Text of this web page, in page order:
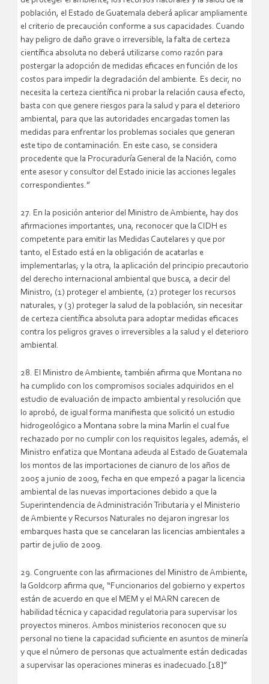
población, el Estado de Guatemala deberá aplicar ampliamente
el criterio de precaución conforme a sus capacidades. Cuando
hay peligro de daño grave o irreversible, la falta de certeza
científica absoluta no deberá utilizarse como razón para
postergar la adopción de medidas eficaces en función de los
costos para impedir la degradación del ambiente. Es decir, no
necesita la certeza científica ni probar la relación causa efecto,
basta con que genere riesgos para la salud y para el deterioro
ambiental, para que las autoridades encargadas tomen las
medidas para enfrentar los problemas sociales que generan
este tipo de contaminación. En este caso, se considera
procedente que la Procuraduría General de la Nación, como
ente asesor y consultor del Estado inicie las acciones legales
correspondientes.”
27. En la posición anterior del Ministro de Ambiente, hay dos
afirmaciones importantes, una, reconocer que la CIDH es
competente para emitir las Medidas Cautelares y que por
tanto, el Estado está en la obligación de acatarlas e
implementarlas; y la otra, la aplicación del principio precautorio
del derecho internacional ambiental que busca, a decir del
Ministro, (1) proteger el ambiente, (2) proteger los recursos
naturales, y (3) proteger la salud de la población, sin necesitar
de certeza científica absoluta para adoptar medidas eficaces
contra los peligros graves o irreversibles a la salud y el deterioro
ambiental.
28. El Ministro de Ambiente, también afirma que Montana no
ha cumplido con los compromisos sociales adquiridos en el
estudio de evaluación de impacto ambiental y resolución que
lo aprobó, de igual forma manifiesta que solicitó un estudio
hidrogeológico a Montana sobre la mina Marlin el cual fue
rechazado por no cumplir con los requisitos legales, además, el
Ministro enfatiza que Montana adeuda al Estado de Guatemala
los montos de las importaciones de cianuro de los años de
2005 a junio de 2009, fecha en que empezó a pagar la licencia
ambiental de las nuevas importaciones debido a que la
Superintendencia de Administración Tributaria y el Ministerio
de Ambiente y Recursos Naturales no dejaron ingresar los
embarques hasta que se cancelaran las licencias ambientales a
partir de julio de 2009.
29. Congruente con las afirmaciones del Ministro de Ambiente,
la Goldcorp afirma que, “Funcionarios del gobierno y expertos
están de acuerdo en que el MEM y el MARN carecen de
habilidad técnica y capacidad regulatoria para supervisar los
proyectos mineros. Ambos ministerios reconocen que su
personal no tiene la capacidad suficiente en asuntos de minería
y que el número de personas que actualmente están dedicadas
a supervisar las operaciones mineras es inadecuado.[18]”